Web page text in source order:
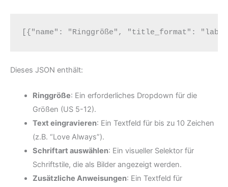
[{"name": "Ringgröße", "title_format":
Dieses JSON enthält:
Ringgröße: Ein erforderliches Dropdown für die
Größen (US 5-12).
Text eingravieren: Ein Textfeld für bis zu 10 Zeichen
(z.B. “Love Always”).
Schriftart auswählen: Ein visueller Selektor für
Schriftstile, die als Bilder angezeigt werden.
Zusätzliche Anweisungen: Ein Textfeld für